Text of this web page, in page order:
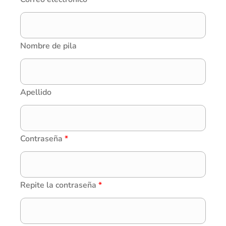
Nombre de pila
Apellido
Contraseña *
Repite la contraseña *